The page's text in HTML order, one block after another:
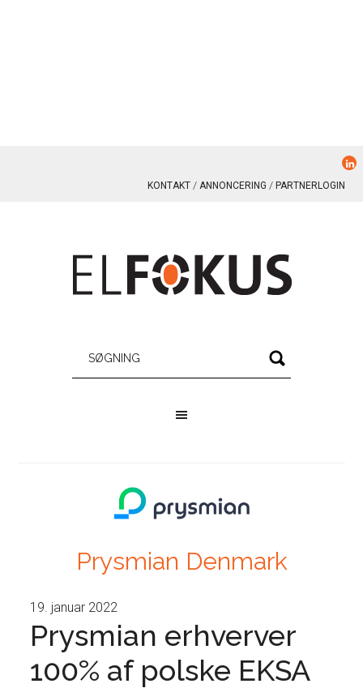
KONTAKT ANNONCERING PARTNERLOGIN
Prysmian Denmark
19. januar 2022
Prysmian erhverver
100% af polske EKSA